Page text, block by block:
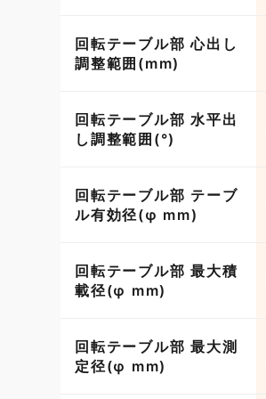
回転テーブル部 心出し
調整範囲(mm)
回転テーブル部 水平出
し調整範囲(°)
回転テーブル部 テーブ
ル有効径(φ mm)
回転テーブル部 最大積
載径(φ mm)
回転テーブル部 最大測
定径(φ mm)